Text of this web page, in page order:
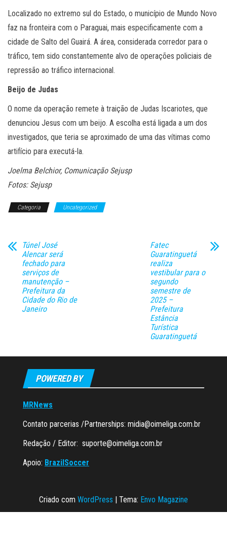
Localizado no extremo sul do Estado, o município de Mundo Novo
faz na fronteira com o Paraguai, mais especificamente com a
cidade de Salto del Guairá. A área, considerada corredor para o
tráfico, tem sido constantemente alvo de operações policiais de
repressão ao tráfico internacional.
Beijo de Judas
O nome da operação remete à traição de Judas Iscariotes, que
denunciou Jesus com um beijo. A escolha está ligada a um dos
investigados, que teria se aproximado de uma das vítimas como
artifício para executá-la.
Joelma Belchior, Comunicação Sejusp
Fotos: Sejusp
Categoria Uncategorized
Túnel José
Alencar será
fechado para
serviços de
manutenção –
Prefeitura da
Cidade do Rio de
Janeiro
Fatec
Guaratinguetá
realiza
vestibular para o
segundo
semestre de
2025 –
Prefeitura
Estância
Turística
Guaratinguetá
POWERED BY
MRNews
Contato parcerias /Partnerships: midia@oimeliga.com.br
Redação / Editor: suporte@oimeliga.com.br
Apoio: BrazilSoccer
Criado com WordPress Tema: Envo Magazine